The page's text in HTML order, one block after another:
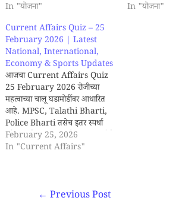
In "योजना"
In "योजना"
Current Affairs Quiz – 25
February 2026 | Latest
National, International,
Economy & Sports Updates
आजचा Current Affairs Quiz
25 February 2026 रोजीच्या
महत्वाच्या चालू घडामोडींवर आधारित
आहे. MPSC, Talathi Bharti,
Police Bharti तसेच इतर स्पर्धा
परीक्षांसाठी उपयुक्त असे 15 बहुपर्यायी
प्रश्न (MCQ) येथे देण्यात आले आहेत.
परीक्षेच्या दृष्टीने महत्वाचे…
February 25, 2026
In "Current Affairs"
← Previous Post